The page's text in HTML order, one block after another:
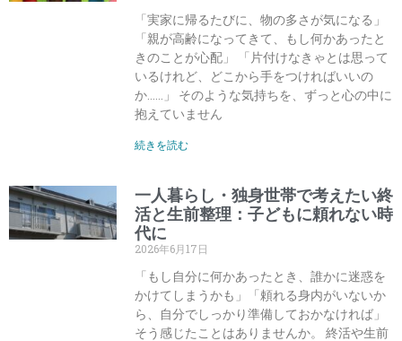
「実家に帰るたびに、物の多さが気になる」
「親が高齢になってきて、もし何かあったと
きのことが心配」 「片付けなきゃとは思って
いるけれど、どこから手をつければいいの
か……」 そのような気持ちを、ずっと心の中に
抱えていません
続きを読む
一人暮らし・独身世帯で考えたい終
活と生前整理：子どもに頼れない時
代に
2026年6月17日
「もし自分に何かあったとき、誰かに迷惑を
かけてしまうかも」「頼れる身内がいないか
ら、自分でしっかり準備しておかなければ」
そう感じたことはありませんか。 終活や生前